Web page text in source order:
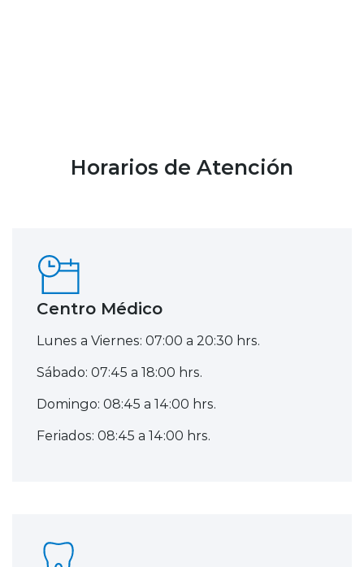
Horarios de Atención
Centro Médico
Lunes a Viernes: 07:00 a 20:30 hrs.
Sábado: 07:45 a 18:00 hrs.
Domingo: 08:45 a 14:00 hrs.
Feriados: 08:45 a 14:00 hrs.